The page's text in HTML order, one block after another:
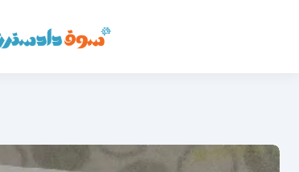
سوق دادسترز الرئيسية